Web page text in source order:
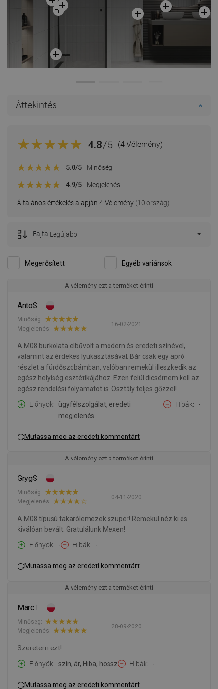
Áttekintés
4.8/5 (4 Vélemény)
Általános értékelés alapján 4 Vélemény (10 ország)
5.0/5 Minőség
4.9/5 Megjelenés
Megerősített Egyéb variánsok
Fajta:Legújabb
A vélemény ezt a terméket érinti
AntoS
16-02-2021
Minőség:
Megjelenés:
A M08 burkolata elbűvölt a modern és eredeti színével,
valamint az érdekes lyukasztásával. Bár csak egy apró
részlet a fürdőszobámban, valóban remekül illeszkedik az
egész helyiség esztétikájához. Ezen felül dicsérnem kell az
egész rendelési folyamatot is. Osztály teljes gőzzel!
Előnyök
ügyfélszolgálat, eredeti
megjelenés
Hibák -
Mutassa meg az eredeti kommentárt
A vélemény ezt a terméket érinti
GrygS
04-11-2020
Minőség:
Megjelenés:
A M08 típusú takarólemezek szuper! Remekül néz ki és
kiválóan bevált. Gratulálunk Mexen!
Előnyök
- Hibák -
Mutassa meg az eredeti kommentárt
A vélemény ezt a terméket érinti
MarcT
28-09-2020
Minőség:
Megjelenés:
Szeretem ezt!
Előnyök
szín, ár, Hiba, hossz Hibák -
Mutassa meg az eredeti kommentárt